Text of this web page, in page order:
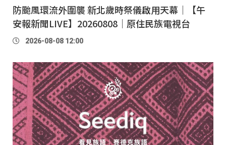
防颱風環流外圍襲 新北歲時祭儀啟用天幕｜【午
安報新聞LIVE】20260808｜原住民族電視台
2026-08-08 12:00